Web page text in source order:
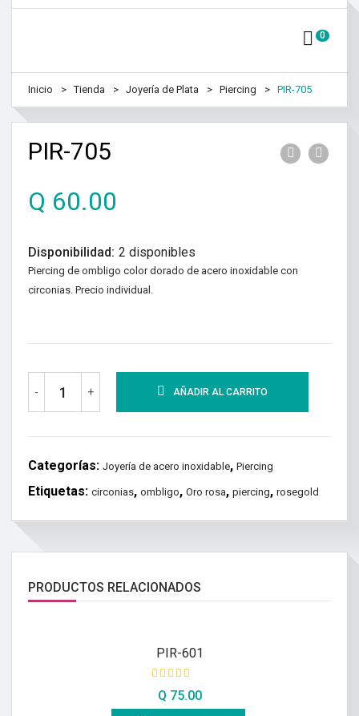
0
Inicio Tienda Joyería de Plata Piercing PIR-705
PIR-705
Q 60.00
Disponibilidad: 2 disponibles
Piercing de ombligo color dorado de acero inoxidable con
circonias. Precio individual.
- + AÑADIR AL CARRITO
Categorías: Joyería de acero inoxidable, Piercing
Etiquetas: circonias, ombligo, Oro rosa, piercing, rosegold
PRODUCTOS RELACIONADOS
PIR-601
Q 75.00